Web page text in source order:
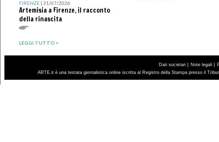
FIRENZE| 31/07/2026
Artemisia a Firenze, il racconto
della rinascita
LEGGI TUTTO >
Dati societari | Note legali |
ARTE.it è una testata giornalistica online iscritta al Registro della Stampa presso il